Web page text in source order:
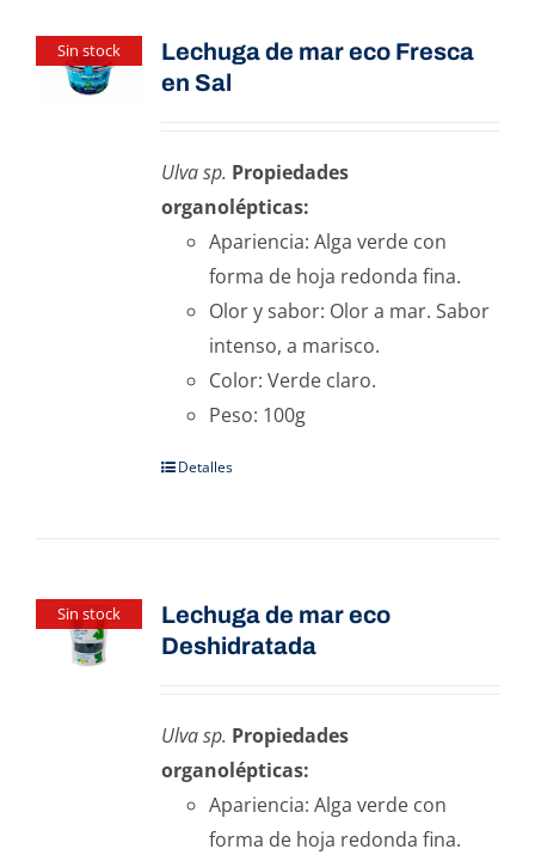
Sin stock
Lechuga de mar eco Fresca
en Sal
Ulva sp. Propiedades
organolépticas:
Apariencia: Alga verde con
forma de hoja redonda fina.
Olor y sabor: Olor a mar. Sabor
intenso, a marisco.
Color: Verde claro.
Peso: 100g
Detalles
Sin stock
Lechuga de mar eco
Deshidratada
Ulva sp. Propiedades
organolépticas:
Apariencia: Alga verde con
forma de hoja redonda fina.